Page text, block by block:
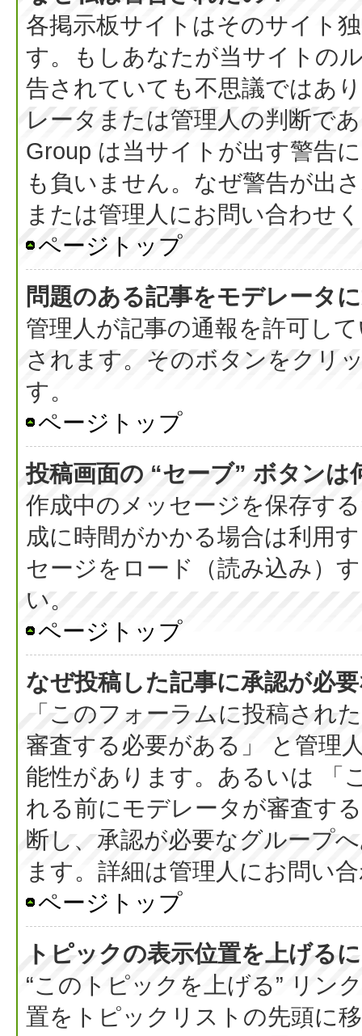
各掲示板サイトはそのサイト
す。もしあなたが当サイトの
告されていても不思議ではあ
レータまたは管理人の判断で
Group は当サイトが出す警告
も負いません。なぜ警告が出
または管理人にお問い合わせ
ページトップ
問題のある記事をモデレータ
管理人が記事の通報を許可し
されます。そのボタンをクリ
す。
ページトップ
投稿画面の “セーブ” ボタンは
作成中のメッセージを保存す
成に時間がかかる場合は利用
セージをロード（読み込み）
い。
ページトップ
なぜ投稿した記事に承認が必
「このフォーラムに投稿され
審査する必要がある」 と管理
能性があります。あるいは 「
れる前にモデレータが審査す
断し、承認が必要なグループ
ます。詳細は管理人にお問い
ページトップ
トピックの表示位置を上げる
“このトピックを上げる” リン
置をトピックリストの先頭に